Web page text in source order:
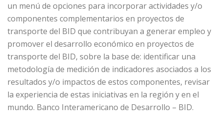
un menú de opciones para incorporar actividades y/o
componentes complementarios en proyectos de
transporte del BID que contribuyan a generar empleo y
promover el desarrollo económico en proyectos de
transporte del BID, sobre la base de: identificar una
metodología de medición de indicadores asociados a los
resultados y/o impactos de estos componentes, revisar
la experiencia de estas iniciativas en la región y en el
mundo. Banco Interamericano de Desarrollo – BID.